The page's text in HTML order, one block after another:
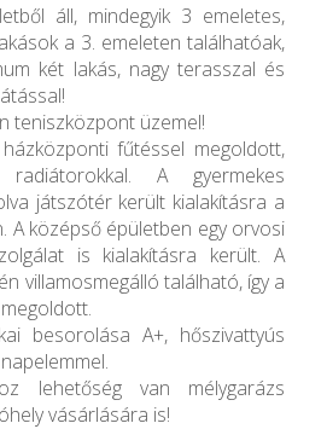
áll, mindegyik 3 emeletes,
a 3. emeleten találhatóak,
két lakás, nagy terasszal és
teniszközpont üzemel!
fűtéssel megoldott,
A gyermekes
játszótér került kialakításra a
A középső épületben egy orvosi
is kialakításra került. A
villamosmegálló található, így a
besorolása A+, hőszivattyús
lehetőség van mélygarázs
vásárlására is!